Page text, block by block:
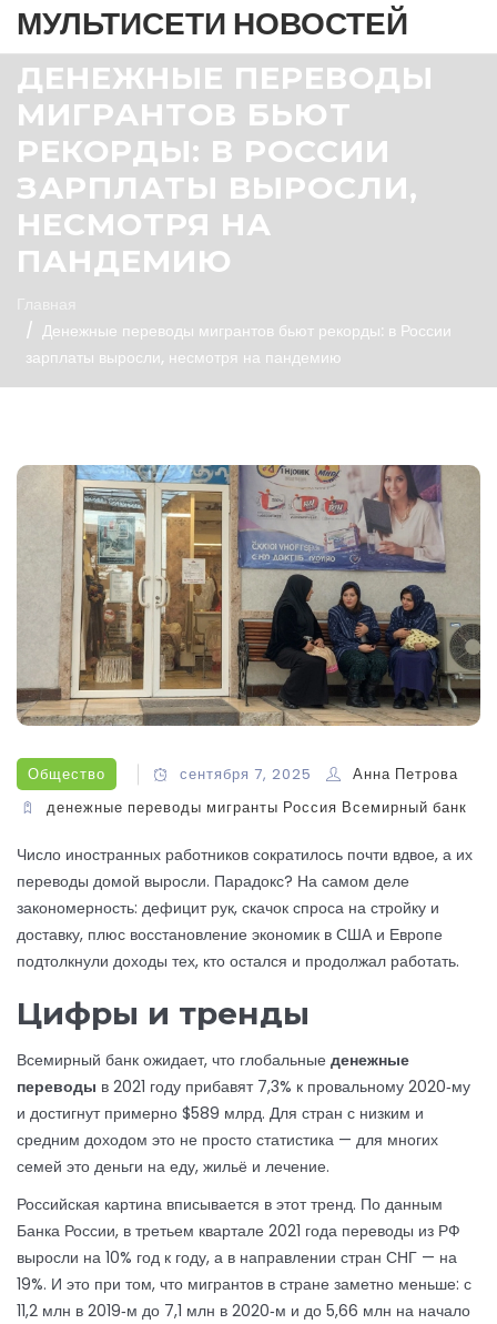
МУЛЬТИСЕТИ НОВОСТЕЙ
ДЕНЕЖНЫЕ ПЕРЕВОДЫ
МИГРАНТОВ БЬЮТ
РЕКОРДЫ: В РОССИИ
ЗАРПЛАТЫ ВЫРОСЛИ,
НЕСМОТРЯ НА
ПАНДЕМИЮ
Главная
Денежные переводы мигрантов бьют рекорды: в России
зарплаты выросли, несмотря на пандемию
Общество сентября 7, 2025
Анна Петрова
денежные переводы мигранты Россия Всемирный банк
Число иностранных работников сократилось почти вдвое, а их
переводы домой выросли. Парадокс? На самом деле
закономерность: дефицит рук, скачок спроса на стройку и
доставку, плюс восстановление экономик в США и Европе
подтолкнули доходы тех, кто остался и продолжал работать.
Цифры и тренды
Всемирный банк ожидает, что глобальные денежные
переводы в 2021 году прибавят 7,3% к провальному 2020‑му
и достигнут примерно $589 млрд. Для стран с низким и
средним доходом это не просто статистика — для многих
семей это деньги на еду, жильё и лечение.
Российская картина вписывается в этот тренд. По данным
Банка России, в третьем квартале 2021 года переводы из РФ
выросли на 10% год к году, а в направлении стран СНГ — на
19%. И это при том, что мигрантов в стране заметно меньше: с
11,2 млн в 2019‑м до 7,1 млн в 2020‑м и до 5,66 млн на начало